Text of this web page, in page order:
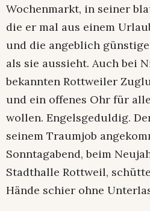
Wochenmarkt, in seiner
die er mal aus einem
und die angeblich
als sie aussieht. Auch bei
bekannten Rottweiler
und ein offenes Ohr für
wollen. Engelsgeduldig.
seinem Traumjob
Sonntagabend, beim
Stadthalle Rottweil,
Hände schier ohne